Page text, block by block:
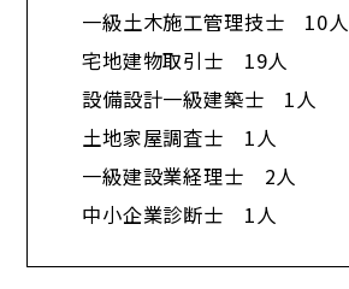
一級土木施工管理技士 10人
宅地建物取引士 19人
設備設計一級建築士 1人
土地家屋調査士 1人
一級建設業経理士 2人
中小企業診断士 1人​